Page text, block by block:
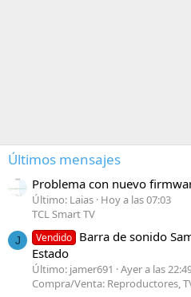
Últimos mensajes
Problema con nuevo
Último: Laias Hoy a las 07:03
TCL Smart TV
J Vendido Barra de sonido
Estado
Último: jamer691
Ayer a las
Compra/Venta: Reproductores,